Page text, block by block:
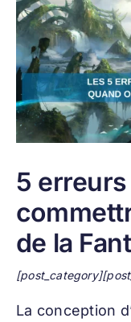
5
de la
La conception